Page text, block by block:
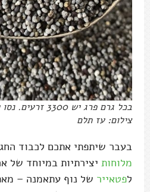
בכל גרם פרג יש
צילום: עז תלם
בעבר שיתפתי אתכם לכבוד
מלוחות יצירתיות במיוחד של
לפטאייר של נוף עתאמנה –